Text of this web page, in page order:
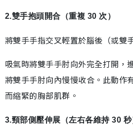
2.雙手抱頭開合（重複 30 次）
將雙手手指交叉輕置於腦後（或雙
吸氣時將雙手手肘向外完全打開，
將雙手手肘向內慢慢收合。此動作
而縮緊的胸部肌群。
3.頸部側壓伸展（左右各維持 30 秒